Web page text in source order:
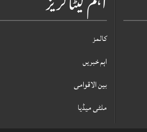
کالمز
اہم خبریں
بین الاقوامی
ملٹی میڈیا